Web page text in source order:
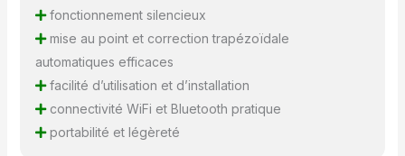
une image rectangulaire
nette et parfaite. Qu'il
s'agisse de projeter sur
plafond mansardé, il
s'adapte facilement à
fonctionnement silencieux
mise au point et correction trapézoïdale
automatiques efficaces
facilité d’utilisation et d’installation
connectivité WiFi et Bluetooth pratique
portabilité et légèreté